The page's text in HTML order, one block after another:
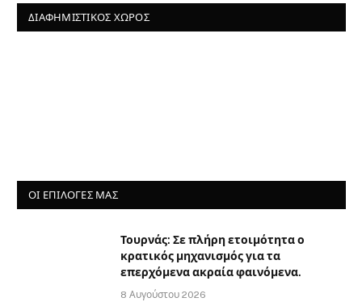
ΔΙΑΦΗΜΙΣΤΙΚΌΣ ΧΏΡΟΣ
ΟΙ ΕΠΙΛΟΓΈΣ ΜΑΣ
Τουρνάς: Σε πλήρη ετοιμότητα ο
κρατικός μηχανισμός για τα
επερχόμενα ακραία φαινόμενα.
8 Αυγούστου 2026